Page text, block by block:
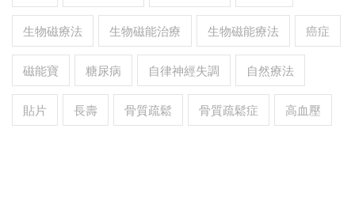
生物磁療法 生物磁能治療 生物磁能療法 癌症
磁能寶 糖尿病 自律神經失調 自然療法
貼片 長壽 骨質疏鬆 骨質疏鬆症 高血壓